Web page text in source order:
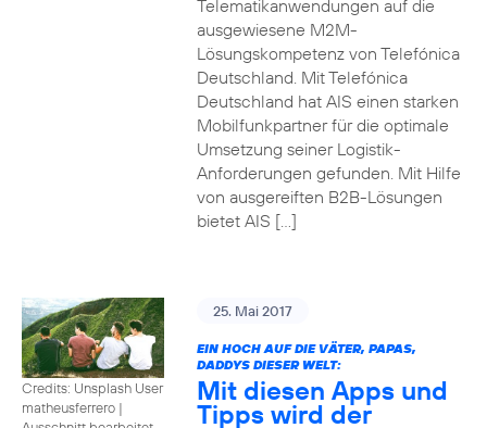
Telematikanwendungen auf die
ausgewiesene M2M-
Lösungskompetenz von Telefónica
Deutschland. Mit Telefónica
Deutschland hat AIS einen starken
Mobilfunkpartner für die optimale
Umsetzung seiner Logistik-
Anforderungen gefunden. Mit Hilfe
von ausgereiften B2B-Lösungen
bietet AIS […]
Credits: Unsplash User
matheusferrero |
25. Mai 2017
EIN HOCH AUF DIE VÄTER, PAPAS,
DADDYS DIESER WELT:
Mit diesen Apps und
Tipps wird der